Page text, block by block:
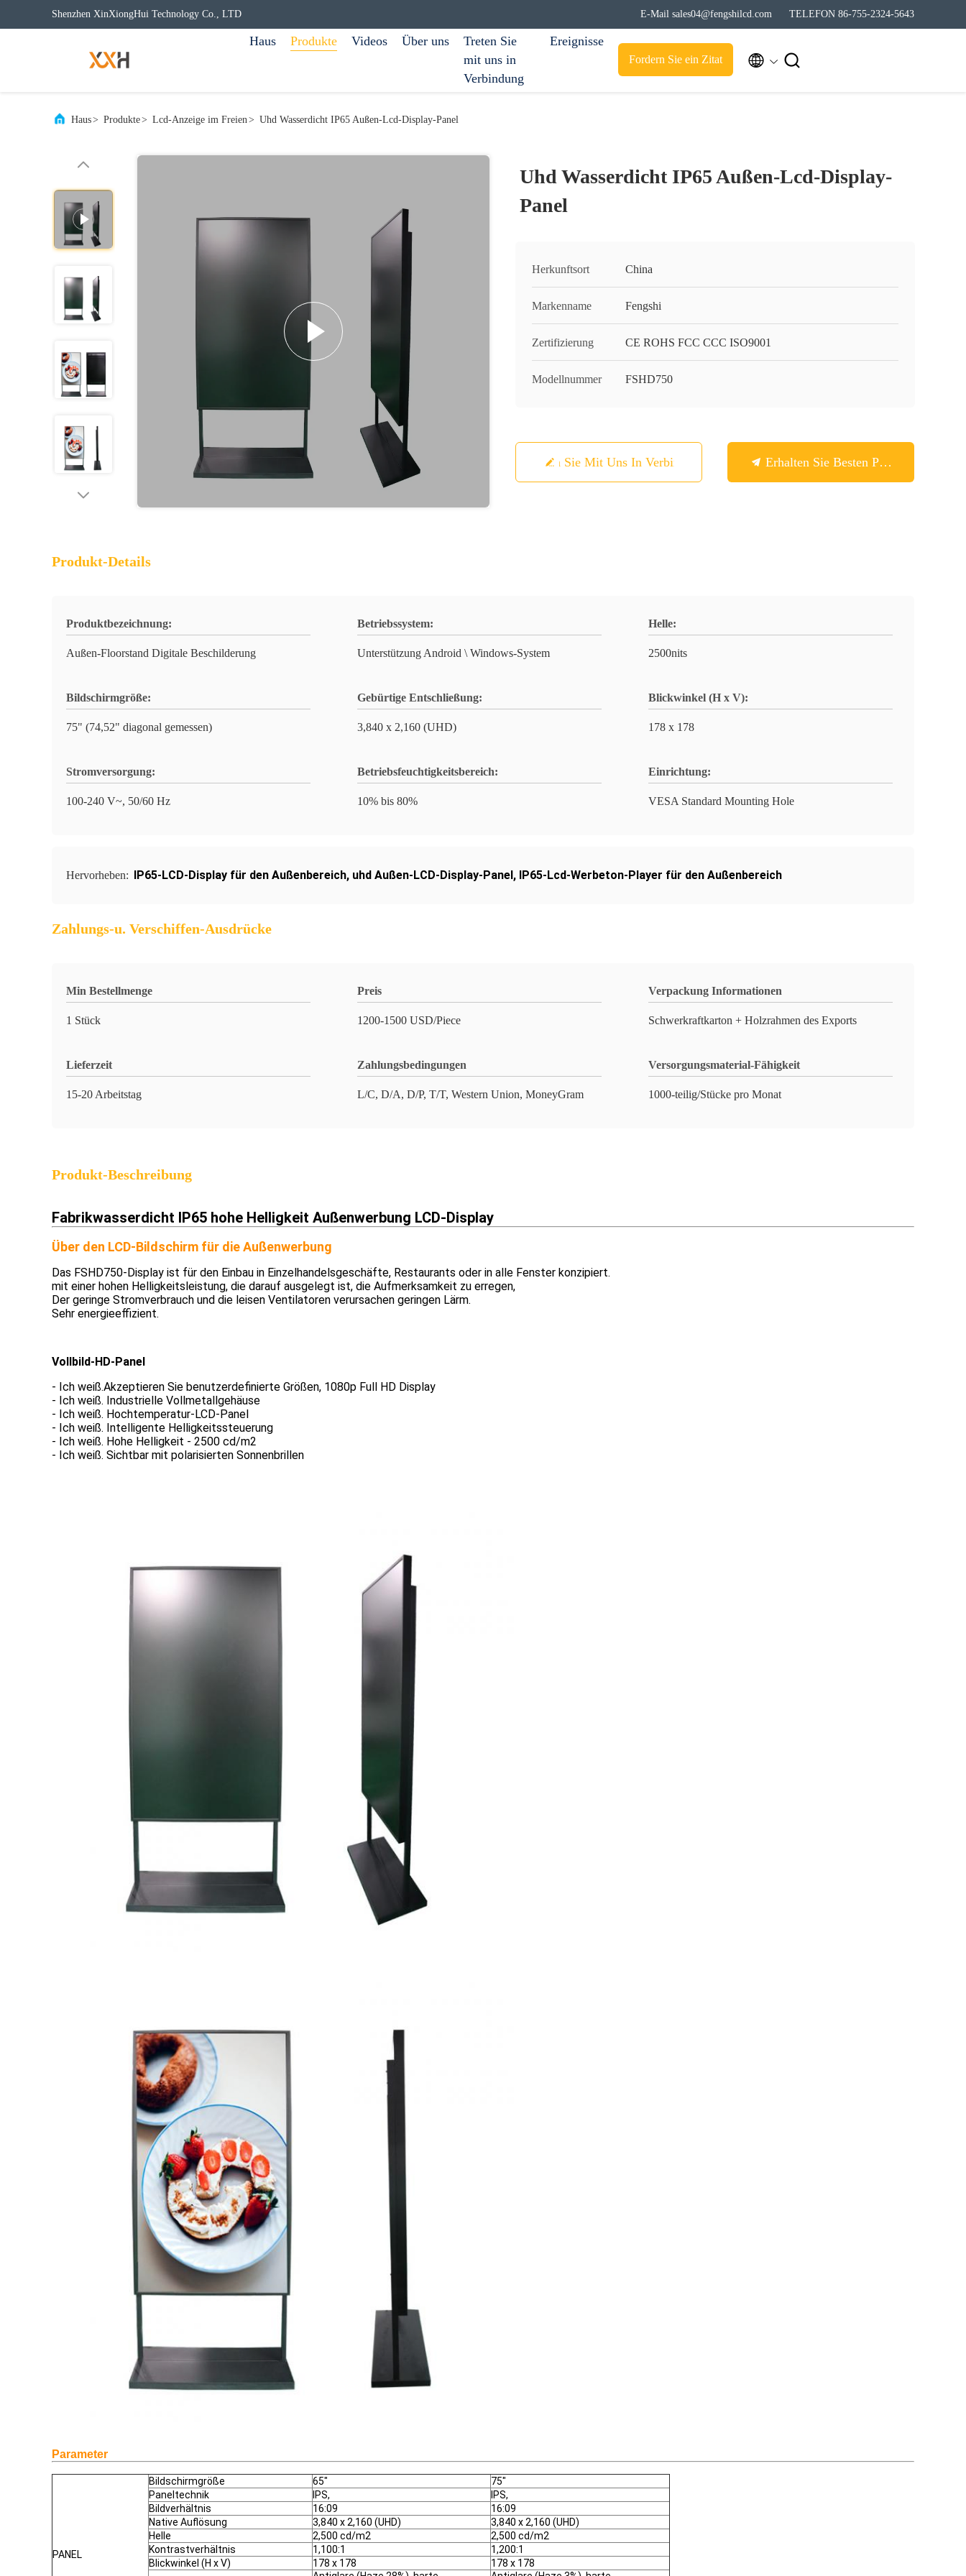
Shenzhen XinXiongHui Technology Co., LTD E-Mail sales04@fengshilcd.com TELEFON 86-755-2324-5643
Haus Produkte Videos Über uns
Treten Sie
mit uns in
Verbindung
Ereignisse
Fordern Sie ein Zitat  
Haus> Produkte> Lcd-Anzeige im Freien> Uhd Wasserdicht IP65 Außen-Lcd-Display-Panel
Uhd Wasserdicht IP65 Außen-Lcd-Display-
Panel
Herkunftsort China
Markenname Fengshi
Zertifizierung CE ROHS FCC CCC ISO9001
Modellnummer FSHD750
Treten Sie Mit Uns In Verbindung Erhalten Sie Besten Preis
Produkt-Details
Produktbezeichnung:
Außen-Floorstand Digitale Beschilderung
Betriebssystem:
Unterstützung Android \ Windows-System
Helle:
2500nits
Bildschirmgröße:
75" (74,52" diagonal gemessen)
Gebürtige Entschließung:
3,840 x 2,160 (UHD)
Blickwinkel (H x V):
178 x 178
Stromversorgung:
100-240 V~, 50/60 Hz
Betriebsfeuchtigkeitsbereich:
10% bis 80%
Einrichtung:
VESA Standard Mounting Hole
Hervorheben: IP65-LCD-Display für den Außenbereich, uhd Außen-LCD-Display-Panel, IP65-Lcd-Werbeton-Player für den Außenbereich
Zahlungs-u. Verschiffen-Ausdrücke
Min Bestellmenge
1 Stück
Preis
1200-1500 USD/Piece
Verpackung Informationen
Schwerkraftkarton + Holzrahmen des Exports
Lieferzeit
15-20 Arbeitstag
Zahlungsbedingungen
L/C, D/A, D/P, T/T, Western Union, MoneyGram
Versorgungsmaterial-Fähigkeit
1000-teilig/Stücke pro Monat
Produkt-Beschreibung
Fabrikwasserdicht IP65 hohe Helligkeit Außenwerbung LCD-Display
Über den LCD-Bildschirm für die Außenwerbung
Das FSHD750-Display ist für den Einbau in Einzelhandelsgeschäfte, Restaurants oder in alle Fenster konzipiert.
mit einer hohen Helligkeitsleistung, die darauf ausgelegt ist, die Aufmerksamkeit zu erregen,
Der geringe Stromverbrauch und die leisen Ventilatoren verursachen geringen Lärm.
Sehr energieeffizient.
Vollbild-HD-Panel
- Ich weiß.Akzeptieren Sie benutzerdefinierte Größen, 1080p Full HD Display
- Ich weiß. Industrielle Vollmetallgehäuse
- Ich weiß. Hochtemperatur-LCD-Panel
- Ich weiß. Intelligente Helligkeitssteuerung
- Ich weiß. Hohe Helligkeit - 2500 cd/m2
- Ich weiß. Sichtbar mit polarisierten Sonnenbrillen
Parameter
PANEL
Bildschirmgröße 65"
75"
Paneltechnik
IPS,
IPS,
Bildverhältnis
16:09
16:09
Native Auflösung
3,840 x 2,160 (UHD)
3,840 x 2,160 (UHD)
Helle
2,500 cd/m2
2,500 cd/m2
Kontrastverhältnis
1,100:1
1,200:1
Blickwinkel (H x V)
178 x 178
178 x 178